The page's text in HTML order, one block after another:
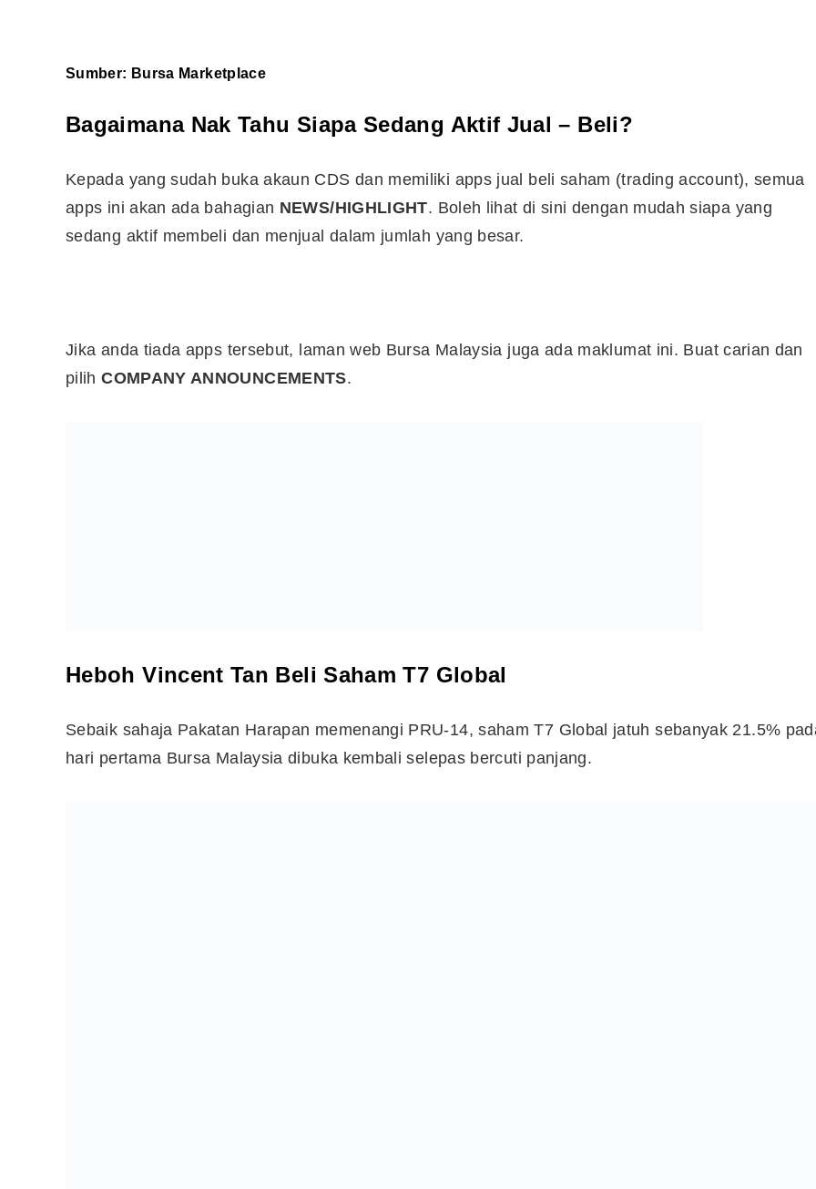
Sumber: Bursa Marketplace
Bagaimana Nak Tahu Siapa Sedang Aktif Jual – Beli?
Kepada yang sudah buka akaun CDS dan memiliki apps jual beli saham (trading account), semua
apps ini akan ada bahagian NEWS/HIGHLIGHT. Boleh lihat di sini dengan mudah siapa yang
sedang aktif membeli dan menjual dalam jumlah yang besar.
Jika anda tiada apps tersebut, laman web Bursa Malaysia juga ada maklumat ini. Buat carian dan
pilihCOMPANY ANNOUNCEMENTS.
Heboh Vincent Tan Beli Saham T7 Global
Sebaik sahaja Pakatan Harapan memenangi PRU-14, saham T7 Global jatuh sebanyak 21.5%
hari pertama Bursa Malaysia dibuka kembali selepas bercuti panjang.
Saham